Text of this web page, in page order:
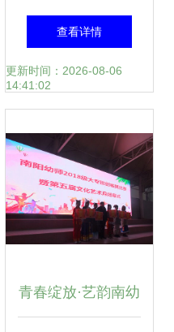
代表队闪耀第三届
农牧民文艺汇演暨
查看详情
更新时间：2026-08-06
14:41:02
青春绽放·艺韵南幼